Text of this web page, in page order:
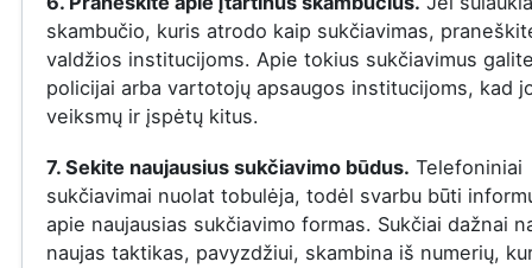
skambučio, kuris atrodo kaip sukčiavimas,
valdžios institucijoms. Apie tokius sukčiavimus
policijai arba vartotojų apsaugos institucijoms, kad
veiksmų ir įspėtų kitus.
7. Sekite naujausius sukčiavimo būdus. Telefoniniai
sukčiavimai nuolat tobulėja, todėl svarbu būti
apie naujausias sukčiavimo formas. Sukčiai dažnai
naujas taktikas, pavyzdžiui, skambina iš numerių,